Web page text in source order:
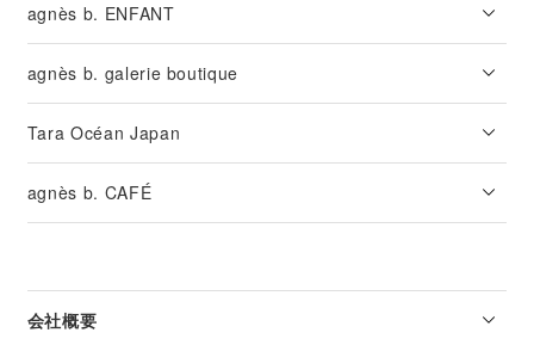
agnès b. ENFANT
agnès b. galerie boutique
Tara Océan Japan
agnès b. CAFÉ
会社概要